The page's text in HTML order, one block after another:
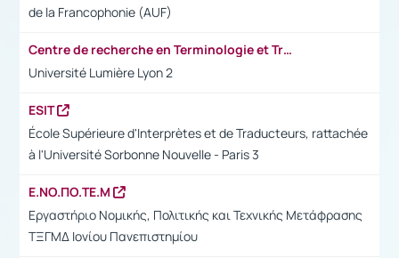
de la Francophonie (AUF)
Centre de recherche en Terminologie et Traduction (CRTT)
Université Lumière Lyon 2
ESIT
École Supérieure d'Interprètes et de Traducteurs, rattachée
à l'Université Sorbonne Nouvelle - Paris 3
Ε.ΝΟ.ΠΟ.ΤΕ.Μ
Εργαστήριο Νομικής, Πολιτικής και Τεχνικής Μετάφρασης
ΤΞΓΜΔ Ιονίου Πανεπιστημίου